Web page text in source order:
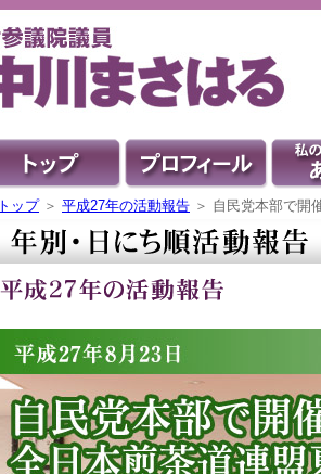
トップ＞ 平成27年の活動報告 ＞ 自民党本部で開